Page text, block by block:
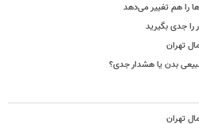
را هم تغییر می‌دهد
جدی بگیرید
تهران
بدن یا هشدار جدی؟
تهران